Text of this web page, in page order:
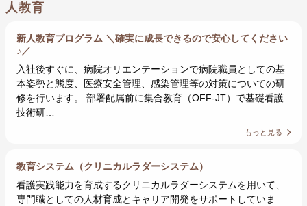
人教育
新人教育プログラム ＼確実に成長できるので安心してください
♪／
入社後すぐに、病院オリエンテーションで病院職員としての基
本姿勢と態度、医療安全管理、感染管理等の対策についての研
修を行います。 部署配属前に集合教育（OFF-JT）で基礎看護
技術研…
もっと見る
教育システム（クリニカルラダーシステム）
看護実践能力を育成するクリニカルラダーシステムを用いて、
専門職としての人材育成とキャリア開発をサポートしていま